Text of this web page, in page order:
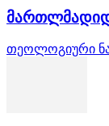
თეოლოგიური